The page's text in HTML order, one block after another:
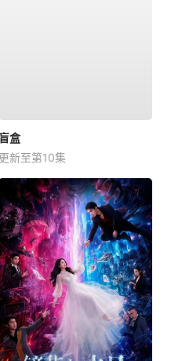
盒
更新至第10集